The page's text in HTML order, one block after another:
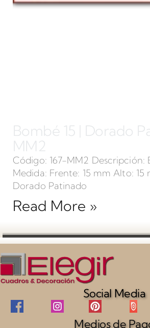
Bombé 15 | Dorado
MM2
Código: 167-MM2 Descripción:
Medida: Frente: 15 mm Alto: 15
Dorado Patinado
Read More »
Social Media
Medios de